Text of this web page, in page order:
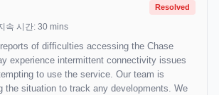
Resolved
속 시간: 30 mins
of difficulties accessing the Chase
experience intermittent connectivity issues
to use the service. Our team is
the situation to track any developments. We